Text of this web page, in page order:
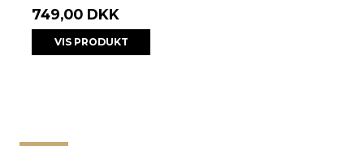
749,00 DKK
VIS PRODUKT